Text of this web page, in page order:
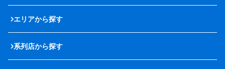
エリアから探す
系列店から探す